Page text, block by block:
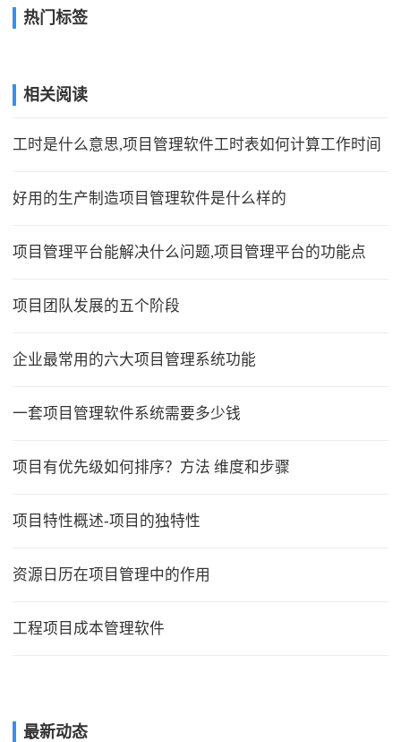
热门标签
相关阅读
工时是什么意思,项目管理软件工时表如何计算工作时间
好用的生产制造项目管理软件是什么样的
项目管理平台能解决什么问题,项目管理平台的功能点
项目团队发展的五个阶段
企业最常用的六大项目管理系统功能
一套项目管理软件系统需要多少钱
项目有优先级如何排序？方法 维度和步骤
项目特性概述-项目的独特性
资源日历在项目管理中的作用
工程项目成本管理软件
最新动态